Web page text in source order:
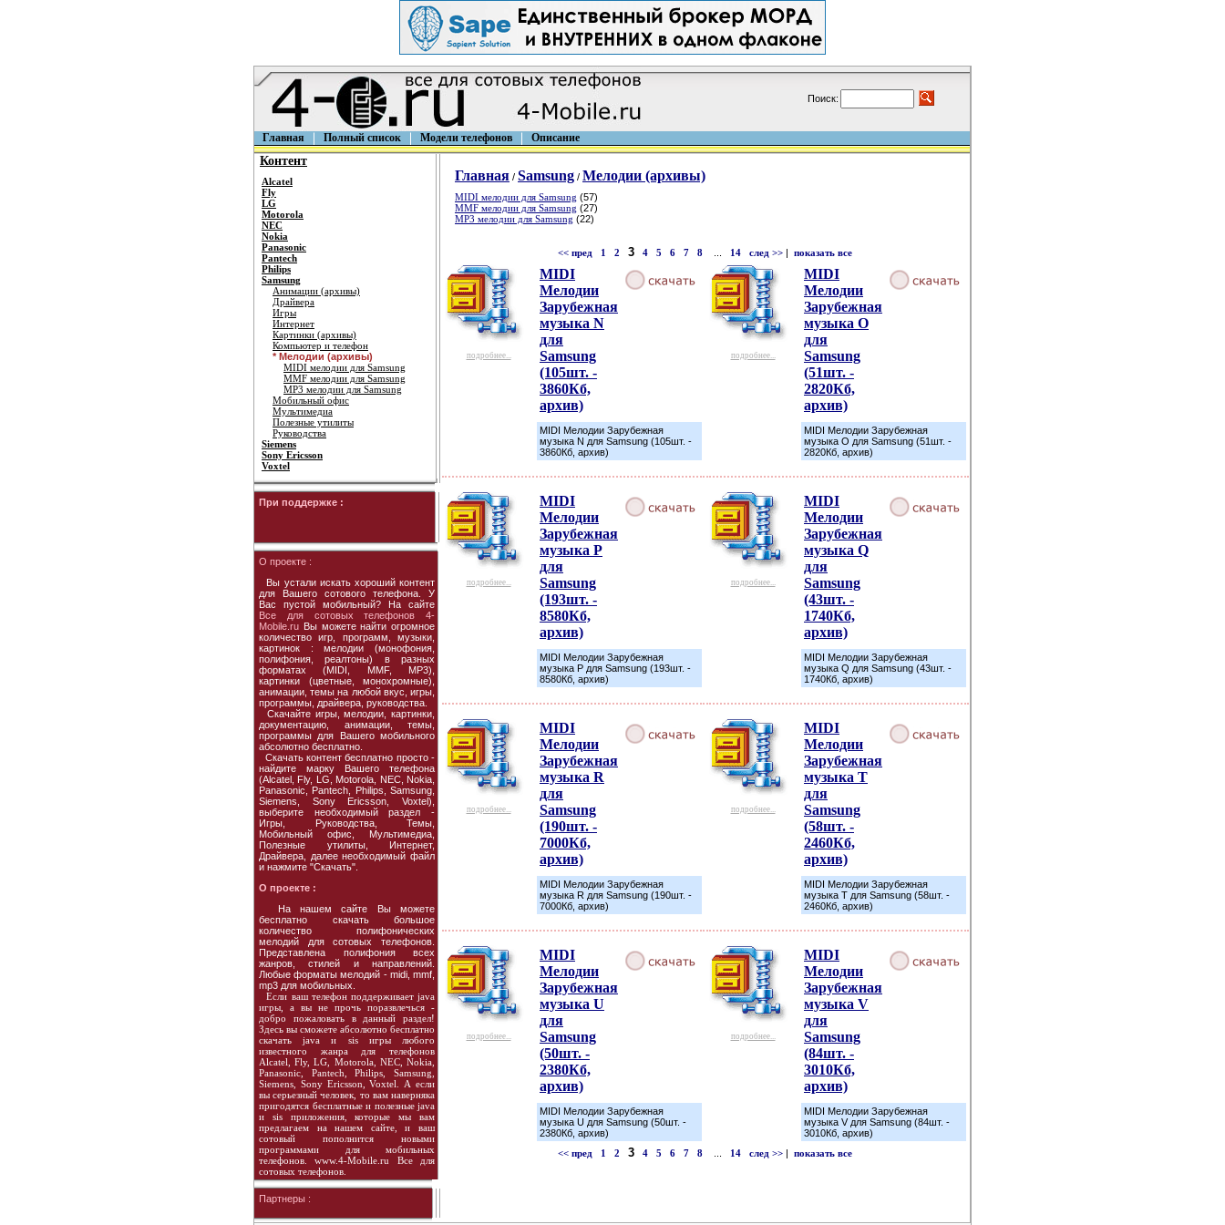
Поиск:
Главная Полный список Модели телефонов Описание
Контент
Alcatel
Fly
LG
Motorola
NEC
Nokia
Panasonic
Pantech
Philips
Samsung
Анимации (архивы)
Драйвера
Игры
Интернет
Картинки (архивы)
Компьютер и телефон
* Мелодии (архивы)
MIDI мелодии для Samsung
MMF мелодии для Samsung
MP3 мелодии для Samsung
Мобильный офис
Мультимедиа
Полезные утилиты
Руководства
Siemens
Sony Ericsson
Voxtel
При поддержке :
О проекте :
Вы устали искать хороший контент
для Вашего сотового телефона. У
Вас пустой мобильный? На сайте
Все для сотовых телефонов 4-
Mobile.ru Вы можете найти огромное
количество игр, программ, музыки,
картинок : мелодии (монофония,
полифония, реалтоны) в разных
форматах (MIDI, MMF, MP3),
картинки (цветные, монохромные),
анимации, темы на любой вкус, игры,
программы, драйвера, руководства.
Скачайте игры, мелодии, картинки,
документацию, анимации, темы,
программы для Вашего мобильного
абсолютно бесплатно.
Скачать контент бесплатно просто -
найдите марку Вашего телефона
(Alcatel, Fly, LG, Motorola, NEC, Nokia,
Panasonic, Pantech, Philips, Samsung,
Siemens, Sony Ericsson, Voxtel),
выберите необходимый раздел -
Игры, Руководства, Темы,
Мобильный офис, Мультимедиа,
Полезные утилиты, Интернет,
Драйвера, далее необходимый файл
и нажмите "Скачать".
О проекте :
На нашем сайте Вы можете
бесплатно скачать большое
количество полифонических
мелодий для сотовых телефонов.
Представлена полифония всех
жанров, стилей и направлений.
Любые форматы мелодий - midi, mmf,
mp3 для мобильных.
Если ваш телефон поддерживает java
игры, а вы не прочь поразвлечься -
добро пожаловать в данный раздел!
Здесь вы сможете абсолютно бесплатно
скачать java и sis игры любого
известного жанра для телефонов
Alcatel, Fly, LG, Motorola, NEC, Nokia,
Panasonic, Pantech, Philips, Samsung,
Siemens, Sony Ericsson, Voxtel. А если
вы серьезный человек, то вам наверняка
пригодятся бесплатные и полезные java
и sis приложения, которые мы вам
предлагаем на нашем сайте, и ваш
сотовый пополнится новыми
программами для мобильных
телефонов. www.4-Mobile.ru Все для
сотовых телефонов.
Партнеры :
Главная / Samsung / Мелодии (архивы)
MIDI мелодии для Samsung (57)
MMF мелодии для Samsung (27)
MP3 мелодии для Samsung (22)
<< пред 1 2 3 4 5 6 7 8 14 след >> | показать все
подробнее...
MIDI
Мелодии
Зарубежная
музыка N
для
Samsung
(105шт. -
3860Кб,
архив)
MIDI Мелодии Зарубежная
музыка N для Samsung (105шт. -
3860Кб, архив)
подробнее...
MIDI
Мелодии
Зарубежная
музыка O
для
Samsung
(51шт. -
2820Кб,
архив)
MIDI Мелодии Зарубежная
музыка O для Samsung (51шт. -
2820Кб, архив)
подробнее...
MIDI
Мелодии
Зарубежная
музыка P
для
Samsung
(193шт. -
8580Кб,
архив)
MIDI Мелодии Зарубежная
музыка P для Samsung (193шт. -
8580Кб, архив)
подробнее...
MIDI
Мелодии
Зарубежная
музыка Q
для
Samsung
(43шт. -
1740Кб,
архив)
MIDI Мелодии Зарубежная
музыка Q для Samsung (43шт. -
1740Кб, архив)
подробнее...
MIDI
Мелодии
Зарубежная
музыка R
для
Samsung
(190шт. -
7000Кб,
архив)
MIDI Мелодии Зарубежная
музыка R для Samsung (190шт. -
7000Кб, архив)
подробнее...
MIDI
Мелодии
Зарубежная
музыка T
для
Samsung
(58шт. -
2460Кб,
архив)
MIDI Мелодии Зарубежная
музыка T для Samsung (58шт. -
2460Кб, архив)
подробнее...
MIDI
Мелодии
Зарубежная
музыка U
для
Samsung
(50шт. -
2380Кб,
архив)
MIDI Мелодии Зарубежная
музыка U для Samsung (50шт. -
2380Кб, архив)
подробнее...
MIDI
Мелодии
Зарубежная
музыка V
для
Samsung
(84шт. -
3010Кб,
архив)
MIDI Мелодии Зарубежная
музыка V для Samsung (84шт. -
3010Кб, архив)
<< пред
1 2 3 4 5 6 7 8 14 след >> | показать все